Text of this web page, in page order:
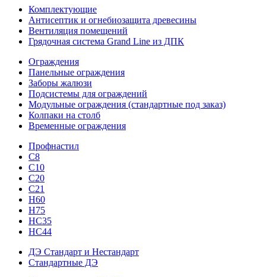
Комплектующие
Антисептик и огнебиозащита древесины
Вентиляция помещений
Грядочная система Grand Line из ДПК
Ограждения
Панельные ограждения
Заборы жалюзи
Подсистемы для ограждений
Модульные ограждения (стандартные под заказ)
Колпаки на столб
Временные ограждения
Профнастил
С8
С10
С20
С21
H60
H75
HС35
НС44
ДЭ Стандарт и Нестандарт
Стандартные ДЭ